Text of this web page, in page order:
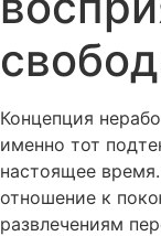
Концепция
именно тот
настоящее
отношение к
развлечениям